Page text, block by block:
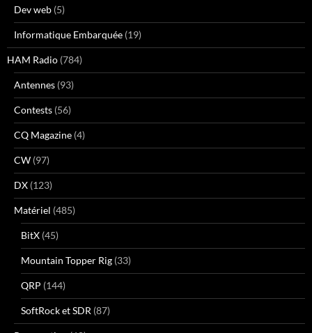
Dev web (5)
Informatique Embarquée (19)
HAM Radio (784)
Antennes (93)
Contests (56)
CQ Magazine (4)
CW (97)
DX (123)
Matériel (485)
BitX (45)
Mountain Topper Rig (33)
QRP (144)
SoftRock et SDR (87)